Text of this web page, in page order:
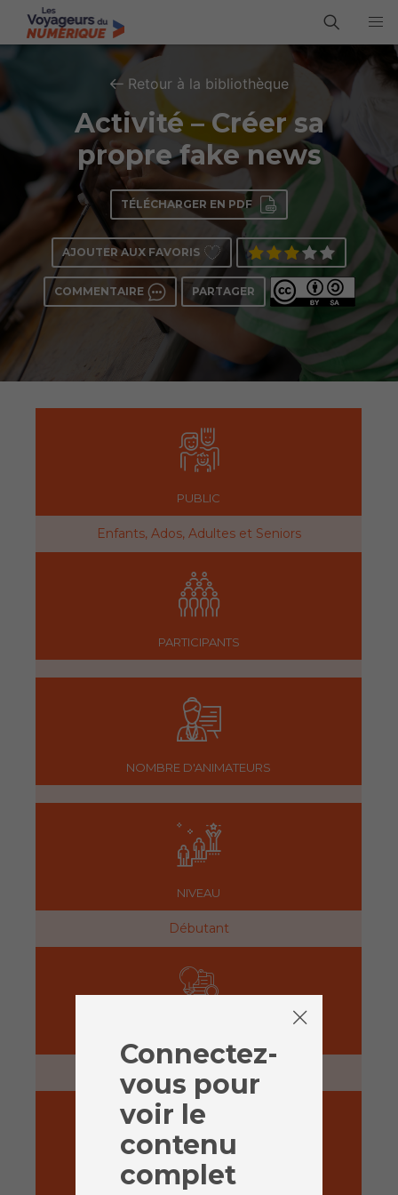
Retour à la bibliothèque
Activité – Créer sa
propre fake news
TÉLÉCHARGER EN PDF
AJOUTER AUX FAVORIS
COMMENTAIRE PARTAGER
PUBLIC
Enfants, Ados, Adultes et Seniors
PARTICIPANTS
NOMBRE D'ANIMATEURS
NIVEAU
Débutant
ACTIVITÉ
Connectez-
vous pour
voir le
contenu
complet